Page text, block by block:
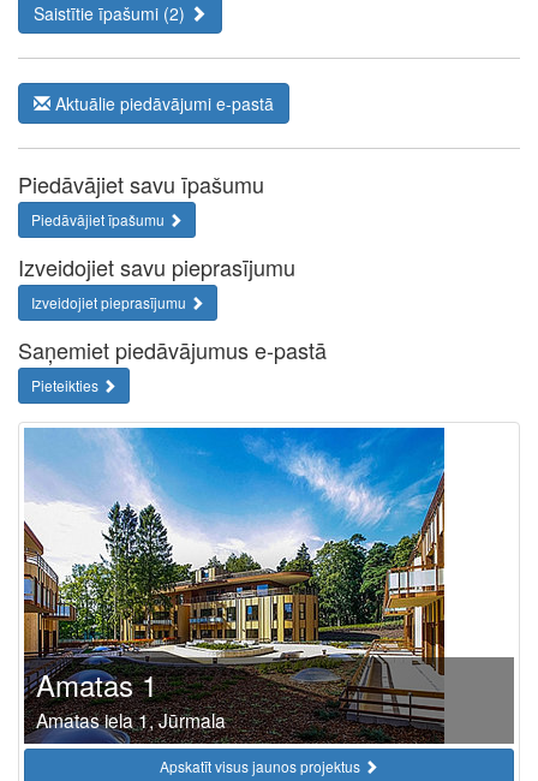
Saistītie īpašumi (2)
Aktuālie piedāvājumi e-pastā
Piedāvājiet savu īpašumu
Piedāvājiet īpašumu
Izveidojiet savu pieprasījumu
Izveidojiet pieprasījumu
Saņemiet piedāvājumus e-pastā
Pieteikties
Amatas 1
Amatas iela 1, Jūrmala
Apskatīt visus jaunos projektus